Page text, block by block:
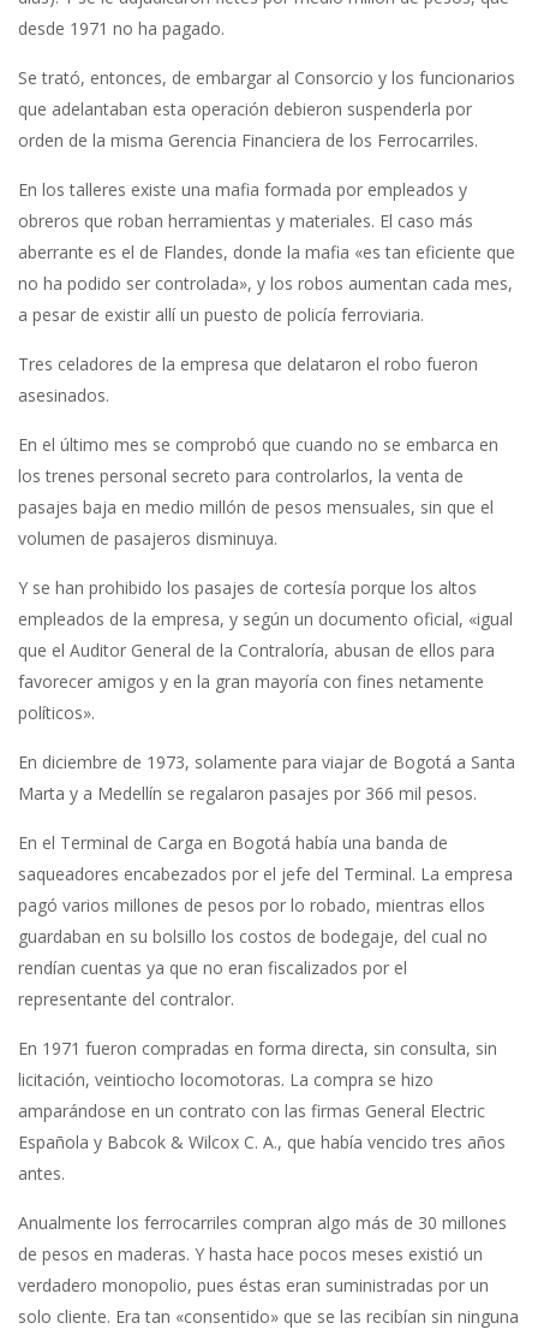
desde 1971 no ha pagado.
Se trató, entonces, de embargar al Consorcio y los funcionarios
que adelantaban esta operación debieron suspenderla por
orden de la misma Gerencia Financiera de los Ferrocarriles.
En los talleres existe una mafia formada por empleados y
obreros que roban herramientas y materiales. El caso más
aberrante es el de Flandes, donde la mafia «es tan eficiente que
no ha podido ser controlada», y los robos aumentan cada mes,
a pesar de existir allí un puesto de policía ferroviaria.
Tres celadores de la empresa que delataron el robo fueron
asesinados.
En el último mes se comprobó que cuando no se embarca en
los trenes personal secreto para controlarlos, la venta de
pasajes baja en medio millón de pesos mensuales, sin que el
volumen de pasajeros disminuya.
Y se han prohibido los pasajes de cortesía porque los altos
empleados de la empresa, y según un documento oficial, «igual
que el Auditor General de la Contraloría, abusan de ellos para
favorecer amigos y en la gran mayoría con fines netamente
políticos».
En diciembre de 1973, solamente para viajar de Bogotá a Santa
Marta y a Medellín se regalaron pasajes por 366 mil pesos.
En el Terminal de Carga en Bogotá había una banda de
saqueadores encabezados por el jefe del Terminal. La empresa
pagó varios millones de pesos por lo robado, mientras ellos
guardaban en su bolsillo los costos de bodegaje, del cual no
rendían cuentas ya que no eran fiscalizados por el
representante del contralor.
En 1971 fueron compradas en forma directa, sin consulta, sin
licitación, veintiocho locomotoras. La compra se hizo
amparándose en un contrato con las firmas General Electric
Española y Babcok & Wilcox C. A., que había vencido tres años
antes.
Anualmente los ferrocarriles compran algo más de 30 millones
de pesos en maderas. Y hasta hace pocos meses existió un
verdadero monopolio, pues éstas eran suministradas por un
solo cliente. Era tan «consentido» que se las recibían sin ninguna